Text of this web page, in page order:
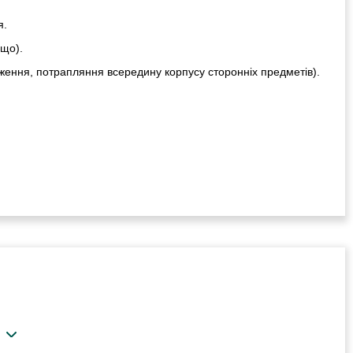
потрапляння всередину корпусу сторонніх предметів).